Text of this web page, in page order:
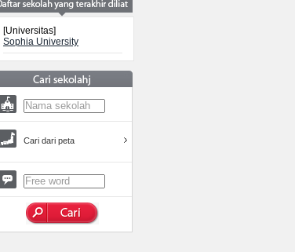
[Universitas]
Sophia University
Cari dari peta